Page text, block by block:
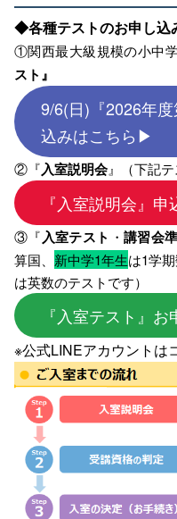
◆各種テストのお申し
①関西最大級規模の小中
スト』
9/6(日)『2026年
込みはこちら▶
②『入室説明会』（下記テ
『入室説明会』
③『入室テスト ・ 講習会
算国、 新中学1年生は1学
は英数のテストです）
『入室テスト』
※公式LINEアカウントは